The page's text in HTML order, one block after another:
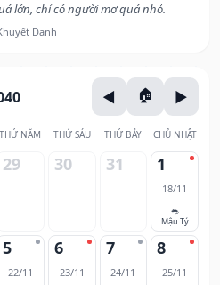
lớn, chỉ có người mơ quá nhỏ.
Danh
THỨ NĂM THỨ SÁU THỨ BẢY CHỦ NHẬT
29 30 31 1
18/11
🐀
Mậu Tý
5
22/11
6
23/11
7
24/11
8
25/11